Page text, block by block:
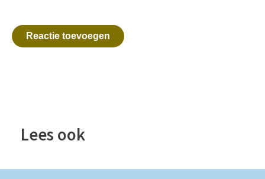
Reactie toevoegen
Lees ook